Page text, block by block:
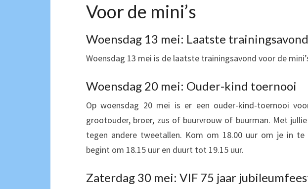
Voor de mini’s
Woensdag 13 mei: Laatste trainingsavond
Woensdag 13 mei is de laatste trainingsavond voor de
Woensdag 20 mei: Ouder-kind toernooi
Op woensdag 20 mei is er een ouder-kind-toernooi
grootouder, broer, zus of buurvrouw of buurman. Met
tegen andere tweetallen. Kom om 18.00 uur om je in te
begint om 18.15 uur en duurt tot 19.15 uur.
Zaterdag 30 mei: VIF 75 jaar